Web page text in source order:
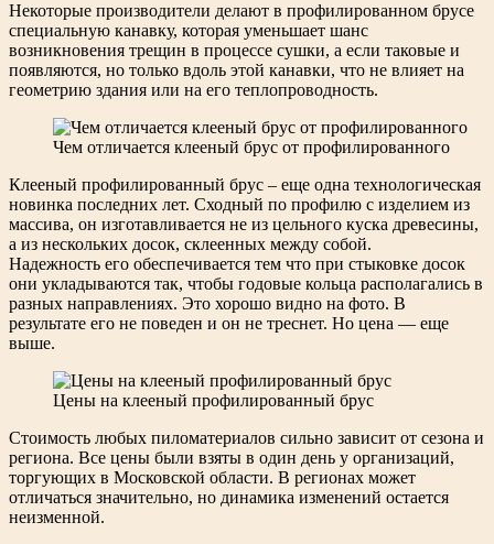
Некоторые производители делают в профилированном брусе
специальную канавку, которая уменьшает шанс
возникновения трещин в процессе сушки, а если таковые и
появляются, но только вдоль этой канавки, что не влияет на
геометрию здания или на его теплопроводность.
Чем отличается клееный брус от профилированного
Клееный профилированный брус – еще одна технологическая
новинка последних лет. Сходный по профилю с изделием из
массива, он изготавливается не из цельного куска древесины,
а из нескольких досок, склеенных между собой.
Надежность его обеспечивается тем что при стыковке досок
они укладываются так, чтобы годовые кольца располагались в
разных направлениях. Это хорошо видно на фото. В
результате его не поведен и он не треснет. Но цена — еще
выше.
Цены на клееный профилированный брус
Стоимость любых пиломатериалов сильно зависит от сезона и
региона. Все цены были взяты в один день у организаций,
торгующих в Московской области. В регионах может
отличаться значительно, но динамика изменений остается
неизменной.